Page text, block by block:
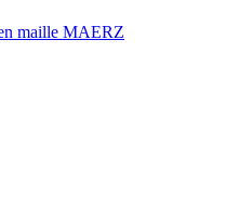
maille MAERZ